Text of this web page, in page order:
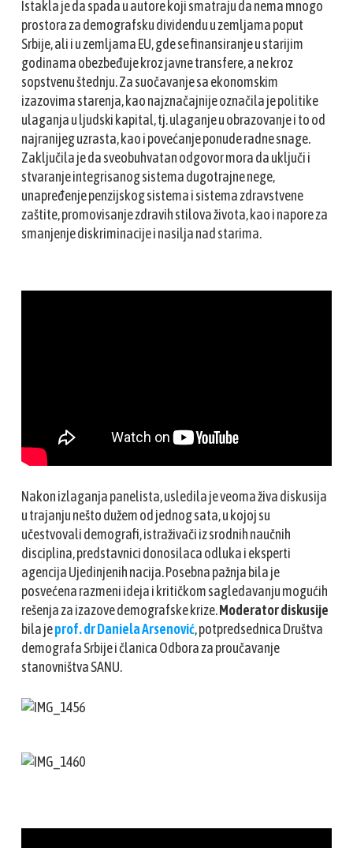
Istakla je da spada u autore koji smatraju da nema mnogo
prostora za demografsku dividendu u zemljama poput
Srbije, ali i u zemljama EU, gde se finansiranje u starijim
godinama obezbeđuje kroz javne transfere, a ne kroz
sopstvenu štednju. Za suočavanje sa ekonomskim
izazovima starenja, kao najznačajnije označila je politike
ulaganja u ljudski kapital, tj. ulaganje u obrazovanje i to od
najranijeg uzrasta, kao i povećanje ponude radne snage.
Zaključila je da sveobuhvatan odgovor mora da uključi i
stvaranje integrisanog sistema dugotrajne nege,
unapređenje penzijskog sistema i sistema zdravstvene
zaštite, promovisanje zdravih stilova života, kao i napore za
smanjenje diskriminacije i nasilja nad starima.
Nakon izlaganja panelista, usledila je veoma živa diskusija
u trajanju nešto dužem od jednog sata, u kojoj su
učestvovali demografi, istraživači iz srodnih naučnih
disciplina, predstavnici donosilaca odluka i eksperti
agencija Ujedinjenih nacija. Posebna pažnja bila je
posvećena razmeni ideja i kritičkom sagledavanju mogućih
rešenja za izazove demografske krize.Moderator diskusije
bila jeprof. dr Daniela Arsenović, potpredsednica Društva
demografa Srbije i članica Odbora za proučavanje
stanovništva SANU.